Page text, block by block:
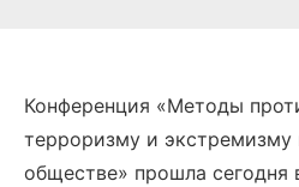
Конференция «Методы
терроризму и
обществе» прошла сегодня